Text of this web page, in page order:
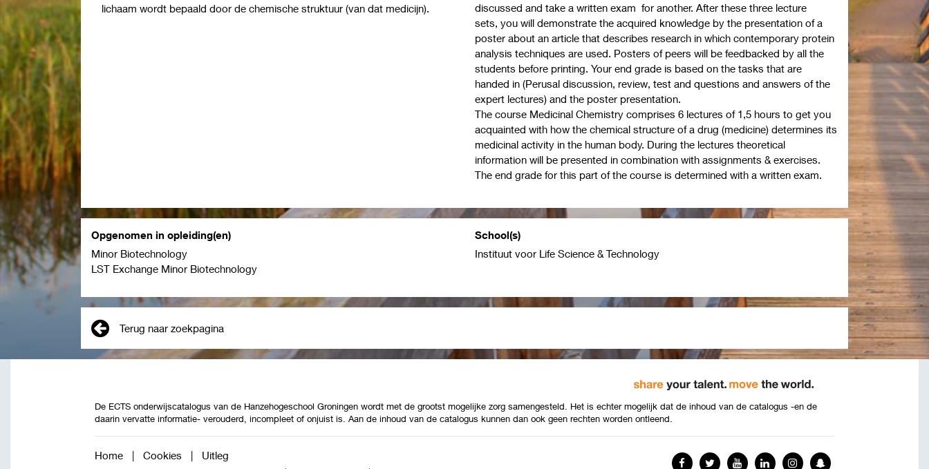
lichaam wordt bepaald door de chemische struktuur (van dat medicijn).
discussed and take a written exam for another. After these three lecture
sets, you will demonstrate the acquired knowledge by the presentation of a
poster about an article that describes research in which contemporary protein
analysis techniques are used. Posters of peers will be feedbacked by all the
students before printing. Your end grade is based on the tasks that are
handed in (Perusal discussion, review, test and questions and answers of the
expert lectures) and the poster presentation.
The course Medicinal Chemistry comprises 6 lectures of 1,5 hours to get you
acquainted with how the chemical structure of a drug (medicine) determines its
medicinal activity in the human body. During the lectures theoretical
information will be presented in combination with assignments & exercises.
The end grade for this part of the course is determined with a written exam.
Opgenomen in opleiding(en)
Minor Biotechnology
LST Exchange Minor Biotechnology
School(s)
Instituut voor Life Science & Technology
Terug naar zoekpagina
De ECTS onderwijscatalogus van de Hanzehogeschool Groningen wordt met de grootst mogelijke zorg samengesteld. Het is echter mogelijk dat de inhoud van de catalogus -en de
daarin vervatte informatie- verouderd, incompleet of onjuist is. Aan de inhoud van de catalogus kunnen dan ook geen rechten worden ontleend.
Home | Cookies | Uitleg
FacebookTwitterYouTubeLinkedInInstagramSnapchat